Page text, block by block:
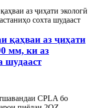
қаҳваи аз ҷиҳати
мм, ки аз
шудааст